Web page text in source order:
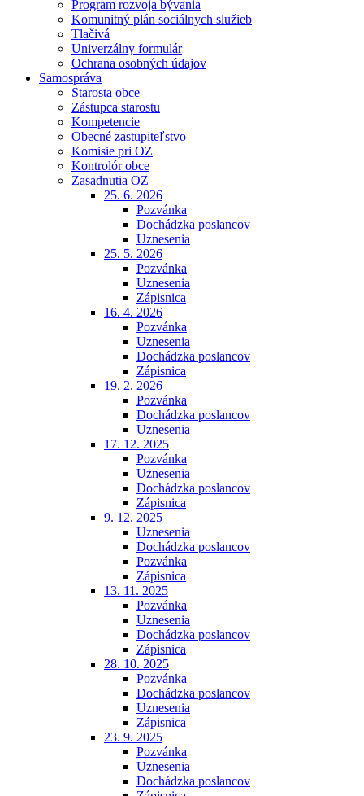
Program rozvoja bývania
Komunitný plán sociálnych služieb
Tlačivá
Univerzálny formulár
Ochrana osobných údajov
Samospráva
Starosta obce
Zástupca starostu
Kompetencie
Obecné zastupiteľstvo
Komisie pri OZ
Kontrolór obce
Zasadnutia OZ
25. 6. 2026
Pozvánka
Dochádzka poslancov
Uznesenia
25. 5. 2026
Pozvánka
Uznesenia
Zápisnica
16. 4. 2026
Pozvánka
Uznesenia
Dochádzka poslancov
Zápisnica
19. 2. 2026
Pozvánka
Dochádzka poslancov
Uznesenia
17. 12. 2025
Pozvánka
Uznesenia
Dochádzka poslancov
Zápisnica
9. 12. 2025
Uznesenia
Dochádzka poslancov
Pozvánka
Zápisnica
13. 11. 2025
Pozvánka
Uznesenia
Dochádzka poslancov
Zápisnica
28. 10. 2025
Pozvánka
Dochádzka poslancov
Uznesenia
Zápisnica
23. 9. 2025
Pozvánka
Uznesenia
Dochádzka poslancov